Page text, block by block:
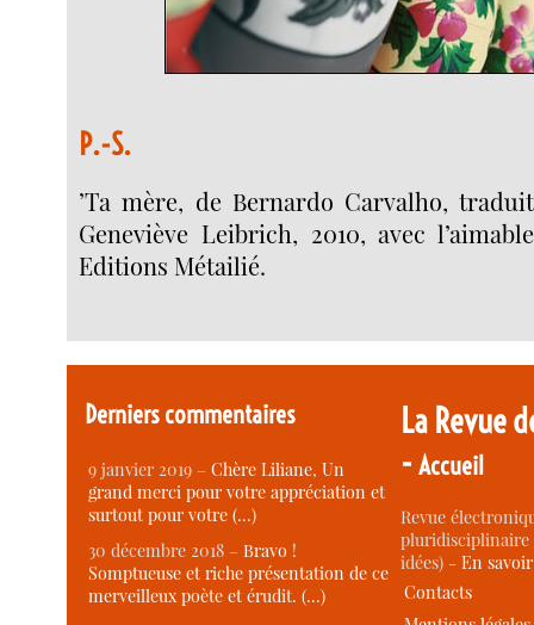
P.-S.
’Ta mère, de Bernardo Carvalho,
Geneviève Leibrich, 2010, avec
Editions Métailié.
Derniers commentaires
9 janvier 2019 –Chère Liliane, Un
grand merci pour votre appréciation et
surtout pour votre (…)
30 décembre 2018 –Bravo !
Somptueuse et riche présentation de ce
merveilleux poète et érudit. (…)
La Revue
-Accueil
Revue
idées) -En
Contacts